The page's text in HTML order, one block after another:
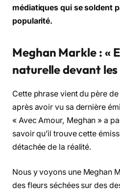
médiatiques qui se soldent
popularité.
Meghan Markle : «
naturelle devant les
Cette phrase vient du père
après avoir vu sa dernière
« Avec Amour, Meghan » a
savoir qu’il trouve cette
détachée de la réalité.
Nous y voyons une Meghan
des fleurs séchées sur des